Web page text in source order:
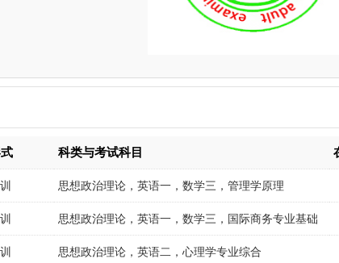
科类与考试科目
思想政治理论，英语一，数学三，管理学原理
思想政治理论，英语一，数学三，国际商务专业基础
思想政治理论，英语二，心理学专业综合